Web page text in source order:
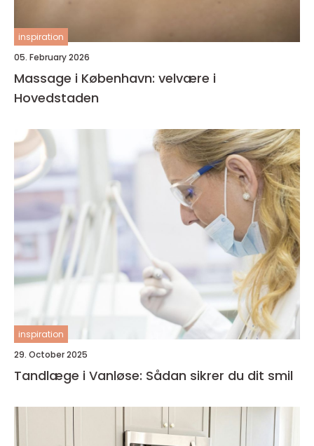
inspiration
05. February 2026
Massage i København: velvære i
Hovedstaden
inspiration
29. October 2025
Tandlæge i Vanløse: Sådan sikrer du dit smil